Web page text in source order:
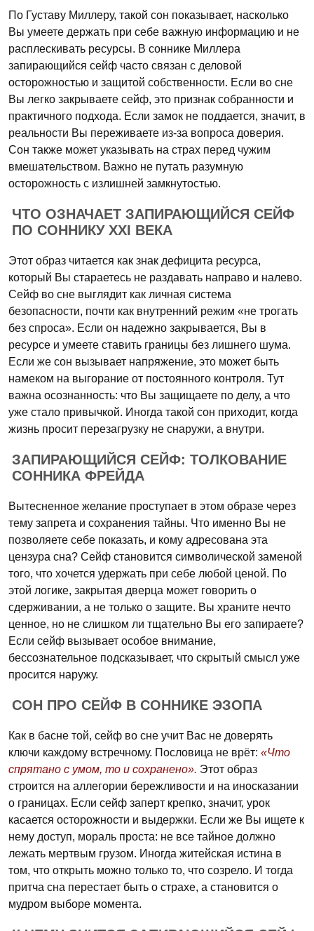
По Густаву Миллеру, такой сон показывает, насколько
Вы умеете держать при себе важную информацию и не
расплескивать ресурсы. В соннике Миллера
запирающийся сейф часто связан с деловой
осторожностью и защитой собственности. Если во сне
Вы легко закрываете сейф, это признак собранности и
практичного подхода. Если замок не поддается, значит, в
реальности Вы переживаете из-за вопроса доверия.
Сон также может указывать на страх перед чужим
вмешательством. Важно не путать разумную
осторожность с излишней замкнутостью.
ЧТО ОЗНАЧАЕТ ЗАПИРАЮЩИЙСЯ СЕЙФ
ПО СОННИКУ XXI ВЕКА
Этот образ читается как знак дефицита ресурса,
который Вы стараетесь не раздавать направо и налево.
Сейф во сне выглядит как личная система
безопасности, почти как внутренний режим «не трогать
без спроса». Если он надежно закрывается, Вы в
ресурсе и умеете ставить границы без лишнего шума.
Если же сон вызывает напряжение, это может быть
намеком на выгорание от постоянного контроля. Тут
важна осознанность: что Вы защищаете по делу, а что
уже стало привычкой. Иногда такой сон приходит, когда
жизнь просит перезагрузку не снаружи, а внутри.
ЗАПИРАЮЩИЙСЯ СЕЙФ: ТОЛКОВАНИЕ
СОННИКА ФРЕЙДА
Вытесненное желание проступает в этом образе через
тему запрета и сохранения тайны. Что именно Вы не
позволяете себе показать, и кому адресована эта
цензура сна? Сейф становится символической заменой
того, что хочется удержать при себе любой ценой. По
этой логике, закрытая дверца может говорить о
сдерживании, а не только о защите. Вы храните нечто
ценное, но не слишком ли тщательно Вы его запираете?
Если сейф вызывает особое внимание,
бессознательное подсказывает, что скрытый смысл уже
просится наружу.
СОН ПРО СЕЙФ В СОННИКЕ ЭЗОПА
Как в басне той, сейф во сне учит Вас не доверять
ключи каждому встречному. Пословица не врёт: «Что
спрятано с умом, то и сохранено». Этот образ
строится на аллегории бережливости и на иносказании
о границах. Если сейф заперт крепко, значит, урок
касается осторожности и выдержки. Если же Вы ищете к
нему доступ, мораль проста: не все тайное должно
лежать мертвым грузом. Иногда житейская истина в
том, что открыть можно только то, что созрело. И тогда
притча сна перестает быть о страхе, а становится о
мудром выборе момента.